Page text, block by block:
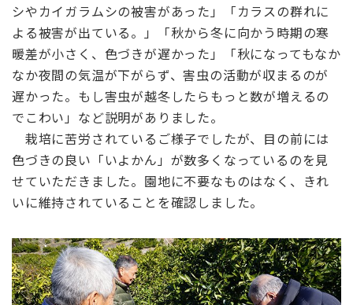
シやカイガラムシの被害があった」「カラスの群れに
よる被害が出ている。」「秋から冬に向かう時期の寒
暖差が小さく、色づきが遅かった」「秋になってもなか
なか夜間の気温が下がらず、害虫の活動が収まるのが
遅かった。もし害虫が越冬したらもっと数が増えるの
でこわい」など説明がありました。
栽培に苦労されているご様子でしたが、目の前には
色づきの良い「いよかん」が数多くなっているのを見
せていただきました。園地に不要なものはなく、きれ
いに維持されていることを確認しました。